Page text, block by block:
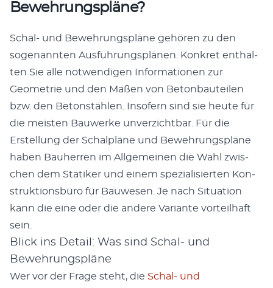
Bewehrungspläne?
Schal- und Bewehrungspläne gehören zu den
soge­nan­nten Aus­führungsplä­nen. Konkret enthal­
ten Sie alle notwendi­gen Infor­ma­tio­nen zur
Geome­trie und den Maßen von Beton­bauteilen
bzw. den Beton­stählen. Insofern sind sie heute für
die meis­ten Bauw­erke unverzicht­bar. Für die
Erstel­lung der Schalpläne und Bewehrungspläne
haben Bauher­ren im All­ge­meinen die Wahl zwis­
chen dem Sta­tik­er und einem spezial­isierten Kon­
struk­tions­büro für Bauwe­sen. Je nach Sit­u­a­tion
kann die eine oder die andere Vari­ante vorteil­haft
sein.
Blick ins Detail: Was sind Schal- und
Bewehrungspläne
Wer vor der Frage ste­ht, die Schal- und